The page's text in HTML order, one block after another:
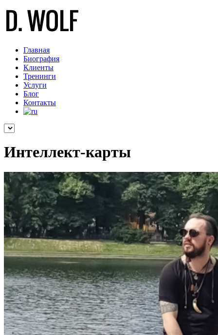
Главная
Биография
Клиенты
Тренинги
Услуги
Блог
Контакты
Интеллект-карты